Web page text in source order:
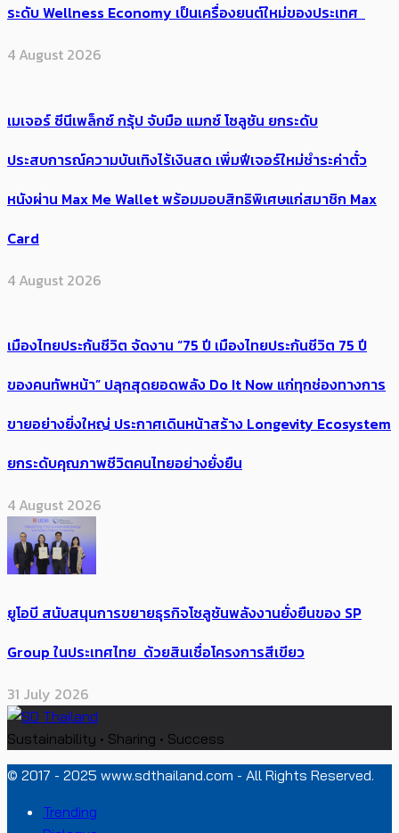
ระดับ Wellness Economy เป็นเครื่องยนต์ใหม่ของประเทศ
4 August 2026
เมเจอร์ ซีนีเพล็กซ์ กรุ้ป จับมือ แมกซ์ โซลูชัน ยกระดับ
ประสบการณ์ความบันเทิงไร้เงินสด เพิ่มฟีเจอร์ใหม่ชำระค่าตั๋ว
หนังผ่าน Max Me Wallet พร้อมมอบสิทธิพิเศษแก่สมาชิก Max
Card
4 August 2026
เมืองไทยประกันชีวิต จัดงาน “75 ปี เมืองไทยประกันชีวิต 75 ปี
ของคนทัพหน้า” ปลุกสุดยอดพลัง Do It Now แก่ทุกช่องทางการ
ขายอย่างยิ่งใหญ่ ประกาศเดินหน้าสร้าง Longevity Ecosystem
ยกระดับคุณภาพชีวิตคนไทยอย่างยั่งยืน
4 August 2026
ยูโอบี สนับสนุนการขยายธุรกิจโซลูชันพลังงานยั่งยืนของ SP
Group ในประเทศไทย ด้วยสินเชื่อโครงการสีเขียว
31 July 2026
Sustainability • Sharing • Success
© 2017 - 2025 www.sdthailand.com - All Rights Reserved.
Trending